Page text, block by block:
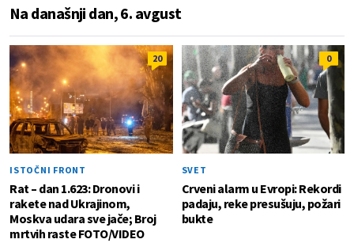
Na današnji dan, 6. avgust
20
ISTOČNI FRONT
Rat – dan 1.623: Dronovi i
rakete nad Ukrajinom,
Moskva udara sve jače; Broj
mrtvih raste FOTO/VIDEO
0
SVET
Crveni alarm u Evropi: Rekordi
padaju, reke presušuju, požari
bukte